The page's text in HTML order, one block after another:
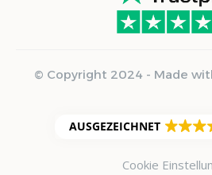
© Copyright 2024 - Made
AUSGEZEICHNET
Cookie